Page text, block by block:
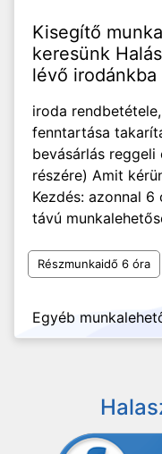
Kisegítő
keresünk
lévő irodánkba
iroda
fenntartása
bevásárlás
részére) Amit
Kezdés: azonnal
távú
Részmunkaidő 6 óra
Egyéb